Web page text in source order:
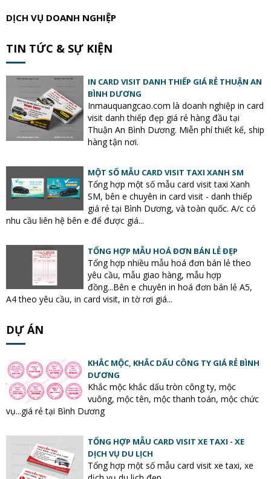
DỊCH VỤ DOANH NGHIỆP
TIN TỨC & SỰ KIỆN
IN CARD VISIT DANH THIẾP GIÁ RẺ THUẬN AN
BÌNH DƯƠNG
Inmauquangcao.com là doanh nghiệp in card
visit danh thiếp đẹp giá rẻ hàng đầu tại
Thuận An Bình Dương. Miễn phí thiết kế, ship
hàng tận nơi.
MỘT SỐ MẪU CARD VISIT TAXI XANH SM
Tổng hợp một số mẫu card visit taxi Xanh
SM, bên e chuyên in card visit - danh thiếp
giá rẻ tại Bình Dương, và toàn quốc. A/c có
nhu cầu liên hệ bên e để được giá...
TỔNG HỢP MẪU HOÁ ĐƠN BÁN LẺ ĐẸP
Tổng hợp nhiều mẫu hoá đơn bán lẻ theo
yêu cầu, mẫu giao hàng, mẫu hợp
đồng...Bên e chuyên in hoá đơn bán lẻ A5,
A4 theo yêu cầu, in card visit, in tờ rơi giá...
DỰ ÁN
KHẮC MỘC, KHẮC DẤU CÔNG TY GIÁ RẺ BÌNH
DƯƠNG
Khắc mộc khắc dấu tròn công ty, mộc
vuông, mộc tên, mộc thanh toán, mộc chức
vụ...giá rẻ tại Bình Dương
TỔNG HỢP MẪU CARD VISIT XE TAXI - XE
DỊCH VỤ DU LỊCH
Tổng hợp một số mẫu card visit xe taxi, xe